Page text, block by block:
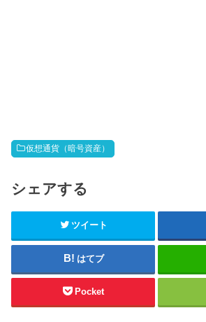
仮想通貨（暗号資産）
シェアする
ツイート
はてブ
Pocket